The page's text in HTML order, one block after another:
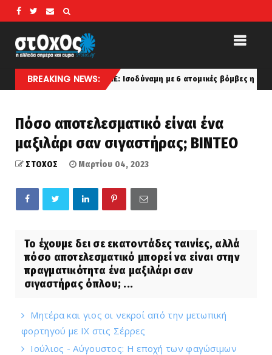
BREAKING NEWS:
koinonia FLAME: Ισοδύναμη με 6 ατομικές βόμβες η ενέργεια από
Πόσο αποτελεσματικό είναι ένα
μαξιλάρι σαν σιγαστήρας; ΒΙΝΤΕΟ
ΣΤΟΧΟΣ Μαρτίου 04, 2023
Το έχουμε δει σε εκατοντάδες ταινίες, αλλά
πόσο αποτελεσματικό μπορεί να είναι στην
πραγματικότητα ένα μαξιλάρι σαν
σιγαστήρας όπλου; ...
Μητέρα και γιος οι νεκροί από την μετωπική
φορτηγού με ΙΧ στις Σέρρες
Ιούλιος - Αύγουστος: Η εποχή των φαγώσιμων